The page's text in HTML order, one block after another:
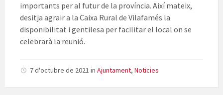
importants per al futur de la província. Així mateix,
desitja agrair a la Caixa Rural de Vilafamés la
disponibilitat i gentilesa per facilitar el local on se
celebrarà la reunió.
7 d'octubre de 2021 in Ajuntament, Noticies